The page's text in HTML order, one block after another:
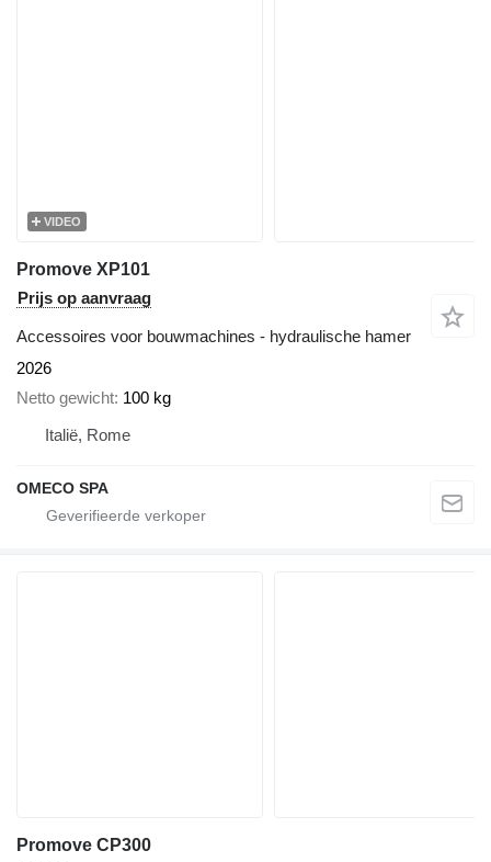
VIDEO
Promove XP101
Prijs op aanvraag
Accessoires voor bouwmachines - hydraulische hamer
2026
Netto gewicht 100 kg
Italië, Rome
OMECO SPA
Promove CP300